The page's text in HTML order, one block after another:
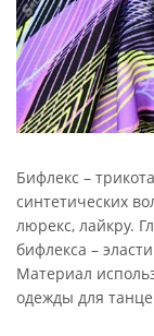
Бифлекс –
синтетических
люрекс, лайкру.
бифлекса –
Материал
одежды для